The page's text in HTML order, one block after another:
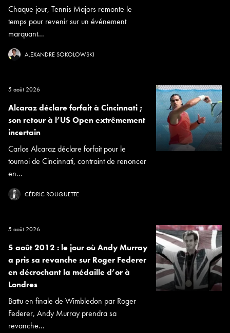
Chaque jour, Tennis Majors remonte le
temps pour revenir sur un événement
marquant...
ALEXANDRE SOKOLOWSKI
5 août 2026
Alcaraz déclare forfait à Cincinnati ;
son retour à l’US Open extrêmement
incertain
Carlos Alcaraz déclare forfait pour le
tournoi de Cincinnati, contraint de renoncer
en...
CÉDRIC ROUQUETTE
5 août 2026
5 août 2012 : le jour où Andy Murray
a pris sa revanche sur Roger Federer
en décrochant la médaille d’or à
Londres
Battu en finale de Wimbledon par Roger
Federer, Andy Murray prendra sa
revanche...